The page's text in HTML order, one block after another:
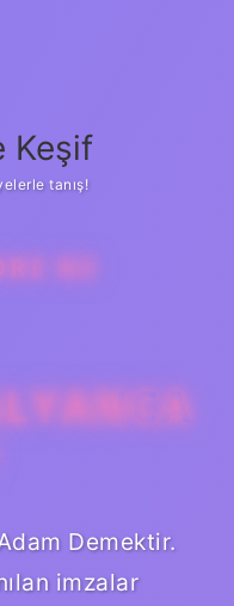
Keşif
tanış!
NE
Demektir.
imzalar